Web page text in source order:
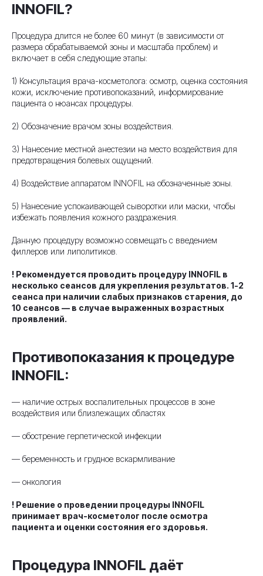
INNOFIL?
Процедура длится не более 60 минут (в зависимости от
размера обрабатываемой зоны и масштаба проблем) и
включает в себя следующие этапы:
1) Консультация врача-косметолога: осмотр, оценка состояния
кожи, исключение противопоказаний, информирование
пациента о нюансах процедуры.
2) Обозначение врачом зоны воздействия.
3) Нанесение местной анестезии на место воздействия для
предотвращения болевых ощущений.
4) Воздействие аппаратом INNOFIL на обозначенные зоны.
5) Нанесение успокаивающей сыворотки или маски, чтобы
избежать появления кожного раздражения.
Данную процедуру возможно совмещать с введением
филлеров или липолитиков.
! Рекомендуется проводить процедуру INNOFIL в
несколько сеансов для укрепления результатов. 1-2
сеанса при наличии слабых признаков старения, до
10 сеансов — в случае выраженных возрастных
проявлений.
Противопоказания к процедуре
INNOFIL:
— наличие острых воспалительных процессов в зоне
воздействия или близлежащих областях
— обострение герпетической инфекции
— беременность и грудное вскармливание
— онкология
! Решение о проведении процедуры INNOFIL
принимает врач-косметолог после осмотра
пациента и оценки состояния его здоровья.
Процедура INNOFIL даёт